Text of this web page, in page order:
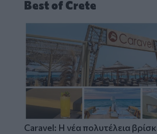
Best of Crete
Caravel: Η νέα πολυτέλεια